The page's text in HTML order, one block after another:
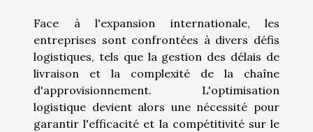
Face à l'expansion internationale, les
entreprises sont confrontées à divers défis
logistiques, tels que la gestion des délais de
livraison et la complexité de la chaîne
d'approvisionnement. L'optimisation
logistique devient alors une nécessité pour
garantir l'efficacité et la compétitivité sur le